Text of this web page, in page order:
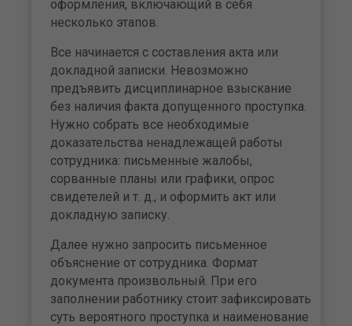
оформления, включающий в себя
несколько этапов.
Все начинается с составления акта или
докладной записки. Невозможно
предъявить дисциплинарное взыскание
без наличия факта допущенного проступка.
Нужно собрать все необходимые
доказательства ненадлежащей работы
сотрудника: письменные жалобы,
сорванные планы или графики, опрос
свидетелей и т. д., и оформить акт или
докладную записку.
Далее нужно запросить письменное
объяснение от сотрудника. Формат
документа произвольный. При его
заполнении работнику стоит зафиксировать
суть вероятного проступка и наименование